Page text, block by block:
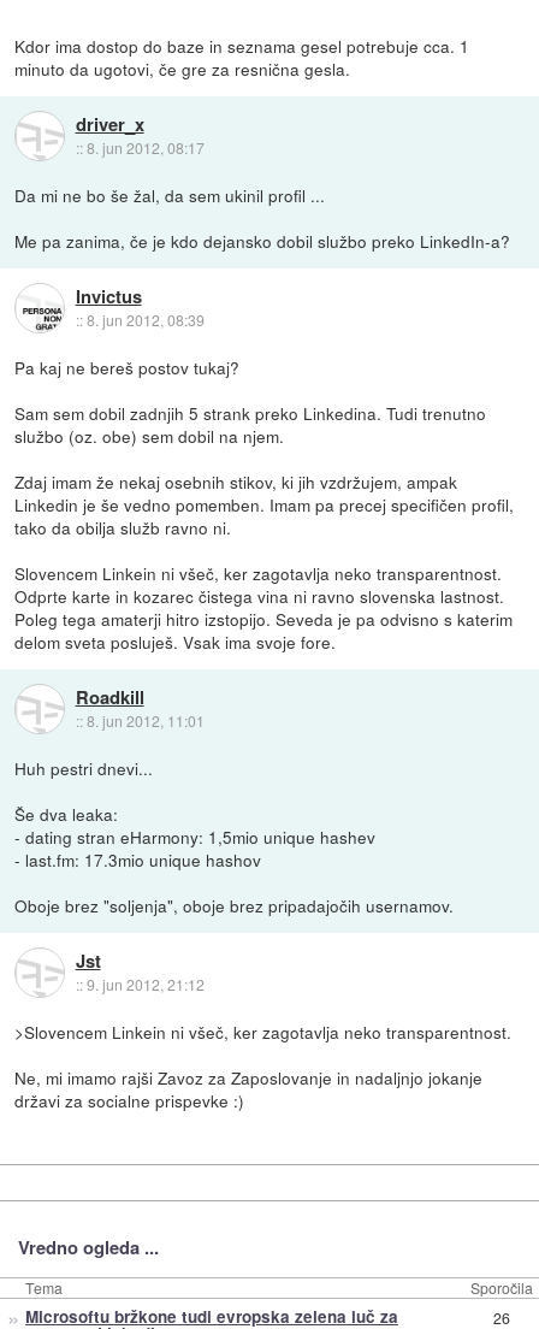
Kdor ima dostop do baze in seznama gesel potrebuje cca. 1
minuto da ugotovi, če gre za resnična gesla.
driver_x
::8. jun 2012, 08:17
Da mi ne bo še žal, da sem ukinil profil ...
Me pa zanima, če je kdo dejansko dobil službo preko LinkedIn-a?
Invictus
::8. jun 2012, 08:39
Pa kaj ne bereš postov tukaj?
Sam sem dobil zadnjih 5 strank preko Linkedina. Tudi trenutno
službo (oz. obe) sem dobil na njem.
Zdaj imam že nekaj osebnih stikov, ki jih vzdržujem, ampak
Linkedin je še vedno pomemben. Imam pa precej specifičen profil,
tako da obilja služb ravno ni.
Slovencem Linkein ni všeč, ker zagotavlja neko transparentnost.
Odprte karte in kozarec čistega vina ni ravno slovenska lastnost.
Poleg tega amaterji hitro izstopijo. Seveda je pa odvisno s katerim
delom sveta posluješ. Vsak ima svoje fore.
Roadkill
::8. jun 2012, 11:01
Huh pestri dnevi...
Še dva leaka:
- dating stran eHarmony: 1,5mio unique hashev
- last.fm: 17.3mio unique hashov
Oboje brez "soljenja", oboje brez pripadajočih usernamov.
Jst
::9. jun 2012, 21:12
>Slovencem Linkein ni všeč, ker zagotavlja neko transparentnost.
Ne, mi imamo rajši Zavoz za Zaposlovanje in nadaljnjo jokanje
državi za socialne prispevke :)
Vredno ogleda ...
Tema Sporočila
» Microsoftu bržkone tudi evropska zelena luč za 26